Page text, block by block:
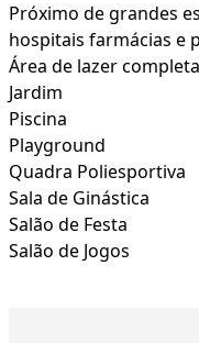
Próximo de grandes
hospitais farmácias e
Área de lazer
Jardim
Piscina
Playground
Quadra Poliesportiva
Sala de Ginástica
Salão de Festa
Salão de Jogos